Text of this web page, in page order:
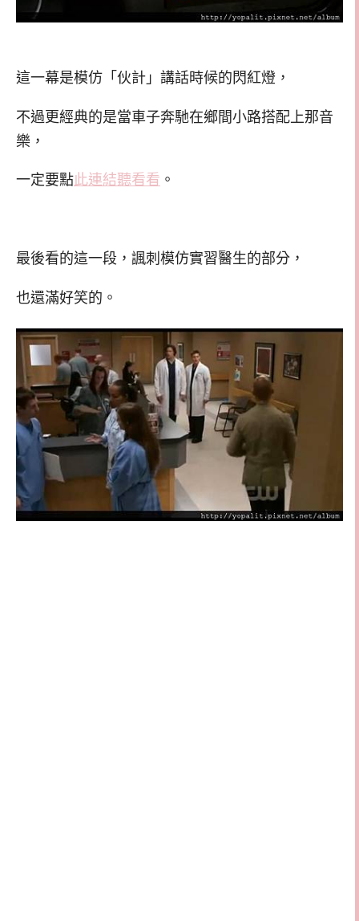
這一幕是模仿「伙計」講話時候的閃紅燈，
不過更經典的是當車子奔馳在鄉間小路搭配上那音
樂，
一定要點此連結聽看看 。
最後看的這一段，諷刺模仿實習醫生的部分，
也還滿好笑的。